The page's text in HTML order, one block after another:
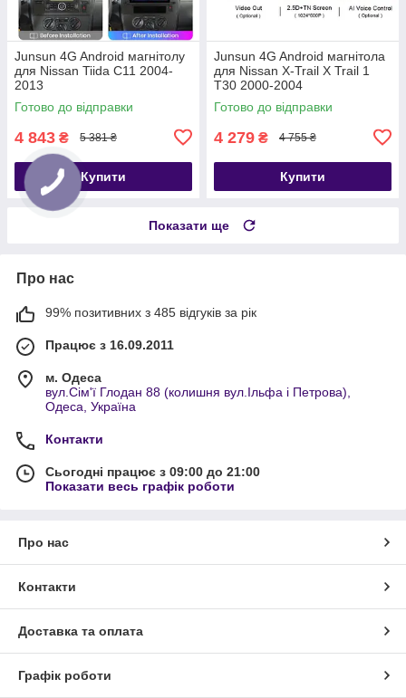
Junsun 4G Android магнітолу
для Nissan Tiida C11 2004-
2013
Готово до відправки
4 843 ₴ 5 381 ₴
Купити
Junsun 4G Android магнітола
для Nissan X-Trail X Trail 1
T30 2000-2004
Готово до відправки
4 279 ₴ 4 755 ₴
Купити
Показати ще
Про нас
99% позитивних з 485 відгуків за рік
Працює з 16.09.2011
м. Одеса
вул.Сім'ї Глодан 88 (колишня вул.Ільфа і Петрова),
Одеса, Україна
Контакти
Сьогодні працює з 09:00 до 21:00
Показати весь графік роботи
Про нас
Контакти
Доставка та оплата
Графік роботи